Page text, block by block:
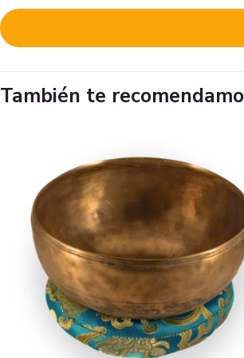
También te